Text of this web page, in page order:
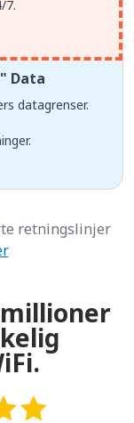
7.
Data
datagrenser.
retningslinjer